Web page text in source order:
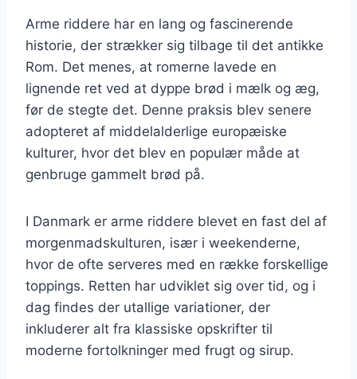
Arme riddere har en lang og fascinerende
historie, der strækker sig tilbage til det antikke
Rom. Det menes, at romerne lavede en
lignende ret ved at dyppe brød i mælk og æg,
før de stegte det. Denne praksis blev senere
adopteret af middelalderlige europæiske
kulturer, hvor det blev en populær måde at
genbruge gammelt brød på.
I Danmark er arme riddere blevet en fast del af
morgenmadskulturen, især i weekenderne,
hvor de ofte serveres med en række forskellige
toppings. Retten har udviklet sig over tid, og i
dag findes der utallige variationer, der
inkluderer alt fra klassiske opskrifter til
moderne fortolkninger med frugt og sirup.